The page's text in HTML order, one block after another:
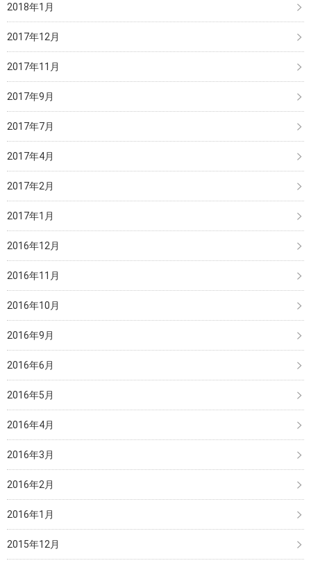
2018年1月
2017年12月
2017年11月
2017年9月
2017年7月
2017年4月
2017年2月
2017年1月
2016年12月
2016年11月
2016年10月
2016年9月
2016年6月
2016年5月
2016年4月
2016年3月
2016年2月
2016年1月
2015年12月